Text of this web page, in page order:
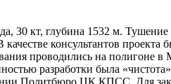
30 кт, глубина 1532 м.
консультантов проекта
проводились на полигоне в
разработки была «чистота»
Политбюро ЦК КПСС. Для